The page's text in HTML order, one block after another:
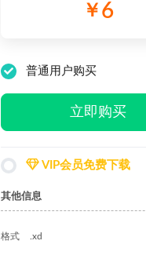
￥ 6
普通用户购买
立即购买
VIP会员免费下载
其他信息
格式 .xd